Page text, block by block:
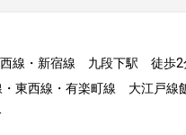
線・新宿線　九段下駅　徒歩2
東西線・有楽町線　大江戸線